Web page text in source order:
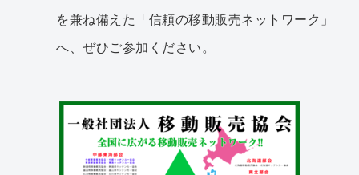
を兼ね備えた「信頼の移動販売ネットワーク」
へ、ぜひご参加ください。